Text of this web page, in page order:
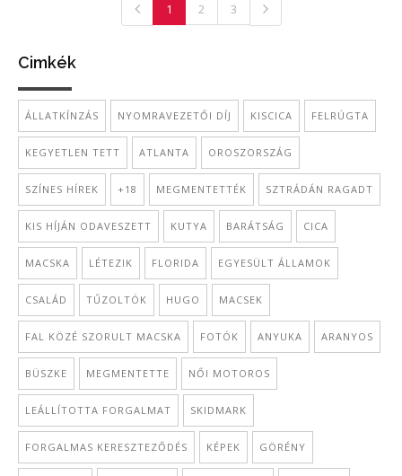
1 2 3
Cimkék
ÁLLATKÍNZÁS NYOMRAVEZETŐI DÍJ KISCICA FELRÚGTA
KEGYETLEN TETT ATLANTA OROSZORSZÁG
SZÍNES HÍREK +18 MEGMENTETTÉK SZTRÁDÁN RAGADT
KIS HÍJÁN ODAVESZETT KUTYA BARÁTSÁG CICA
MACSKA LÉTEZIK FLORIDA EGYESÜLT ÁLLAMOK
CSALÁD TŰZOLTÓK HUGO MACSEK
FAL KÖZÉ SZORULT MACSKA FOTÓK ANYUKA ARANYOS
BÜSZKE MEGMENTETTE NŐI MOTOROS
LEÁLLÍTOTTA FORGALMAT SKIDMARK
FORGALMAS KERESZTEZŐDÉS KÉPEK GÖRÉNY